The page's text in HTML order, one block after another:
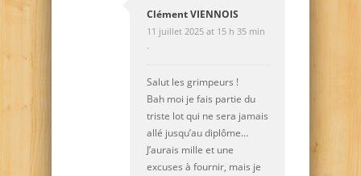
Clément VIENNOIS
11 juillet 2025 at 15 h 35 min
·
Salut les grimpeurs !
Bah moi je fais partie du
triste lot qui ne sera jamais
allé jusqu’au diplôme…
J’aurais mille et une
excuses à fournir, mais je